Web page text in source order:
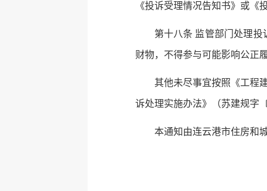
《投诉受理情况告知书》或《
第十八条 监管部门处理
财物，不得参与可能影响公正
其他未尽事宜按照《工程
诉处理实施办法》（苏建规字
本通知由连云港市住房和